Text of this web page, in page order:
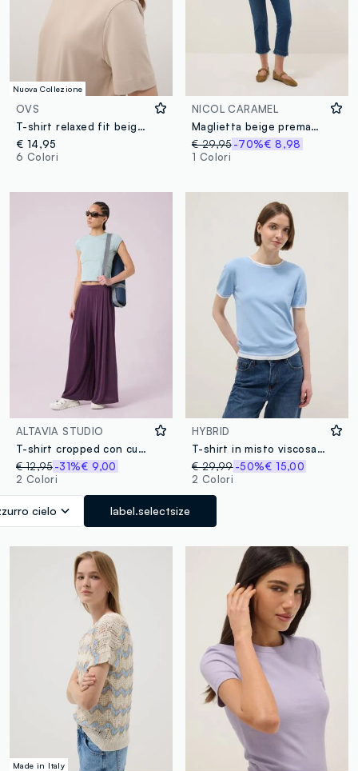
Nuova Collezione
OVS
T-shirt relaxed fit beige in puro cotone a maniche corte
€ 14,95
6 Colori
NICOL CARAMEL
Maglietta beige premaman a maniche corte in viscosa elasticizzata
€ 29,95 -70%€ 8,98
1 Colori
ALTAVIA STUDIO
T-shirt cropped con cuciture a vista ALTAVIA STUDIO
€ 12,95-31%€ 9,00
2 Colori
cielo label.selectsize
HYBRID
T-shirt in misto viscosa azzurra regular fit con collo a contrasto
€ 29,99 -50%€ 15,00
2 Colori
Made in Italy